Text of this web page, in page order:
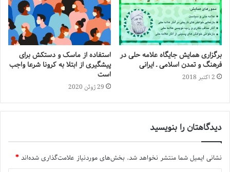
برگزاری همایش جایگاه علامه حلی در
فرهنگ و تمدن اسلامی ـ ایرانی
2 اکتبر 2018
استفاده از ماسک و دستکش برای
پیشگیری از ابتلا به کرونا شرعا واجب
است
29 ژوئن 2020
دیدگاهتان را بنویسید
نشانی ایمیل شما منتشر نخواهد شد. بخش‌های موردنیاز علامت‌گذاری شده‌اند*